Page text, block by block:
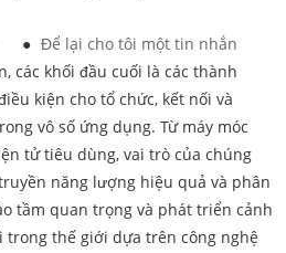
● Để lại cho tôi một tin nhắn
các khối đầu cuối là các thành
kiện cho tổ chức, kết nối và
vô số ứng dụng. Từ máy móc
tử tiêu dùng, vai trò của chúng
năng lượng hiệu quả và phân
tầm quan trọng và phát triển cảnh
trong thế giới dựa trên công nghệ